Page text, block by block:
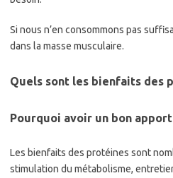
Si nous n’en consommons pas
dans la masse musculaire.
Quels sont les bienfaits des
Pourquoi avoir un bon
Les bienfaits des protéines sont
stimulation du métabolisme,